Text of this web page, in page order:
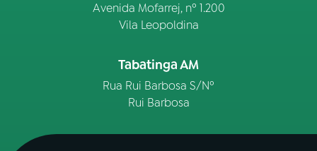
Avenida Mofarrej, nº 1.200
Vila Leopoldina
Tabatinga AM
Rua Rui Barbosa S/Nº
Rui Barbosa